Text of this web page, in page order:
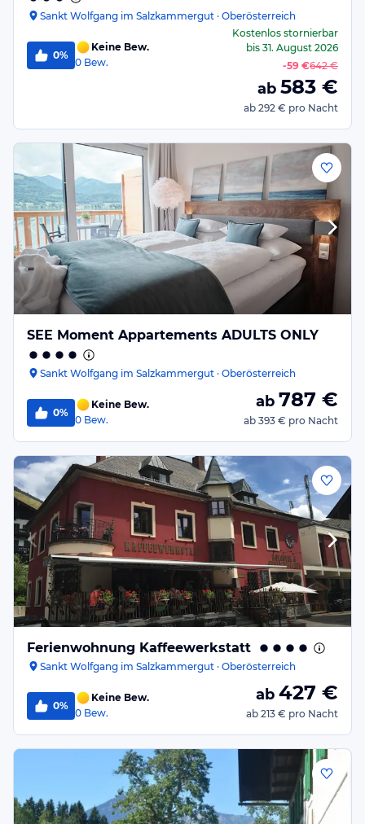
Sankt Wolfgang im Salzkammergut · Oberösterreich
0%
Keine Bew.
0 Bew.
Kostenlos stornierbar
bis 31. August 2026
-59 €642 €
ab 583 €
ab 292 € pro Nacht
SEE Moment Appartements ADULTS ONLY
Sankt Wolfgang im Salzkammergut · Oberösterreich
0%
Keine Bew.
0 Bew.
ab 787 €
ab 393 € pro Nacht
Ferienwohnung Kaffeewerkstatt
Sankt Wolfgang im Salzkammergut · Oberösterreich
0%
Keine Bew.
0 Bew.
ab 427 €
ab 213 € pro Nacht